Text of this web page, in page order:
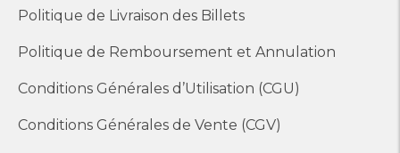
Politique de Livraison des Billets
Politique de Remboursement et Annulation
Conditions Générales d’Utilisation (CGU)
Conditions Générales de Vente (CGV)